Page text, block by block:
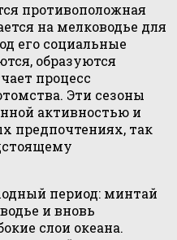
противоположная
на мелководье для
его социальные
образуются
процесс
Эти сезоны
активностью и
предпочтениях, так
период: минтай
и вновь
слои океана.